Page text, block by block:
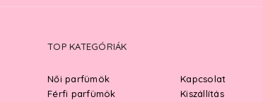
TOP KATEGÓRIÁK
Női parfümök
Férfi parfümök
Kapcsolat
Kiszállítás